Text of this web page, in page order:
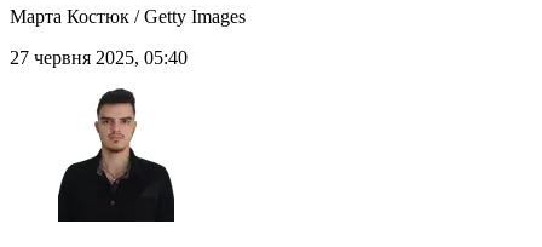
Марта Костюк / Getty Images
27 червня 2025, 05:40